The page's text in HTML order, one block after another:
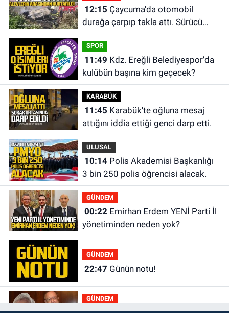
12:15
durağa çarpıp takla attı. Sürücü
alevlerin arasından kurtarıldı.
SPOR
11:49
kulübün başına kim geçecek?
KARABÜK
11:45
attığını iddia ettiği genci darp etti.
ULUSAL
10:14Polis Akademisi Başkanlığı
3 bin 250 polis öğrencisi alacak.
GÜNDEM
00:22Emirhan Erdem YENİ Parti İl
yönetiminden neden yok?
GÜNDEM
22:47 Günün notu!
GÜNDEM